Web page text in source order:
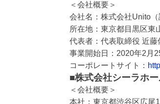
＜会社概要＞
会社名：株式会社Unito（
所在地：東京都目黒区東
代表者：代表取締役 近藤
事業開始日：2020年2月
コーポレートサイト：
■株式会社シーラホ
＜会社概要＞
本社：東京都渋谷区広尾